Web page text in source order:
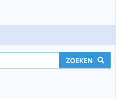
ZOEKEN